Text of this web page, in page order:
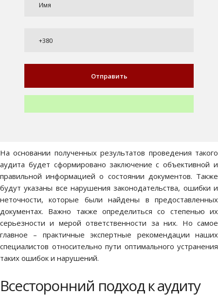
На основании полученных результатов проведения такого
аудита будет сформировано заключение с объективной и
правильной информацией о состоянии документов. Также
будут указаны все нарушения законодательства, ошибки и
неточности, которые были найдены в предоставленных
документах. Важно также определиться со степенью их
серьезности и мерой ответственности за них. Но самое
главное – практичные экспертные рекомендации наших
специалистов относительно пути оптимального устранения
таких ошибок и нарушений.
Всесторонний подход к аудиту